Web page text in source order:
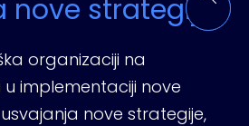
nove strategije
organizaciji na
implementaciji nove
nove strategije,